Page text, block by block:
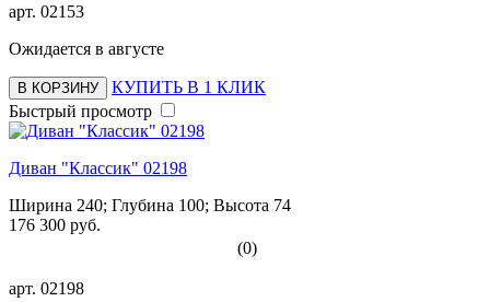
арт. 02153
Ожидается в августе
В КОРЗИНУ
КУПИТЬ В 1 КЛИК
Быстрый просмотр
Диван "Классик" 02198
Ширина 240; Глубина 100; Высота 74
176 300 руб.
(0)
арт. 02198